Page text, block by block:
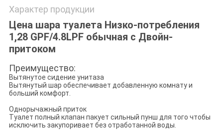
Характер продукции
Цена шара туалета Низко-потребления
1,28 GPF/4.8LPF обычная с Двойн-
притоком
Преимущество:
Вытянутое сидение унитаза
Вытянутый шар обеспечивает добавленную комнату и
больший комфорт.
Однорычажный приток
Туалет полный клапан пакует сильный пунш для того чтобы
исключить закупоривает без отработанной воды.